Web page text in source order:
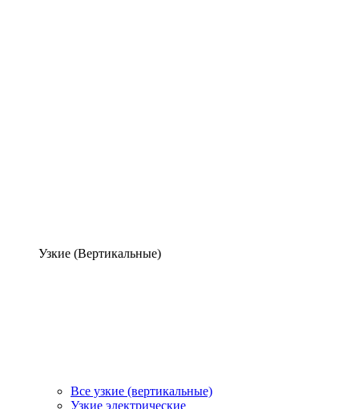
Узкие (Вертикальные)
Все узкие (вертикальные)
Узкие электрические